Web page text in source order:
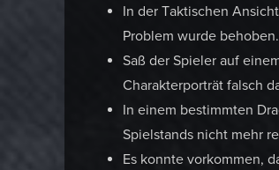
In der Taktischen
Problem wurde behoben.
Saß der Spieler auf
Charakterporträt falsch
In einem bestimmten
Spielstands nicht mehr
Es konnte vorkommen,